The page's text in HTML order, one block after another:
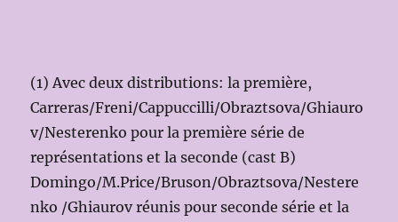
(1) Avec deux distributions: la première,
Carreras/Freni/Cappuccilli/Obraztsova/Ghiauro
v/Nesterenko pour la première série de
représentations et la seconde (cast B)
Domingo/M.Price/Bruson/Obraztsova/Nestere
nko /Ghiaurov réunis pour seconde série et la